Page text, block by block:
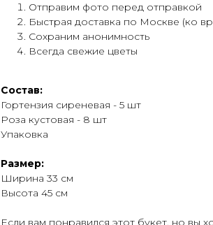
Отправим фото перед отправкой
Быстрая доставка по Москве (ко
Сохраним анонимность
Всегда свежие цветы
Состав:
Гортензия сиреневая - 5 шт
Роза кустовая - 8 шт
Упаковка
Размер:
Ширина 33 см
Высота 45 см
Если вам понравился этот букет, но вы